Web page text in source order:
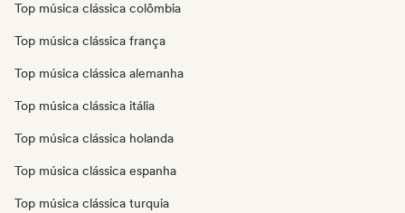
Top música clássica colômbia
Top música clássica frança
Top música clássica alemanha
Top música clássica itália
Top música clássica holanda
Top música clássica espanha
Top música clássica turquia